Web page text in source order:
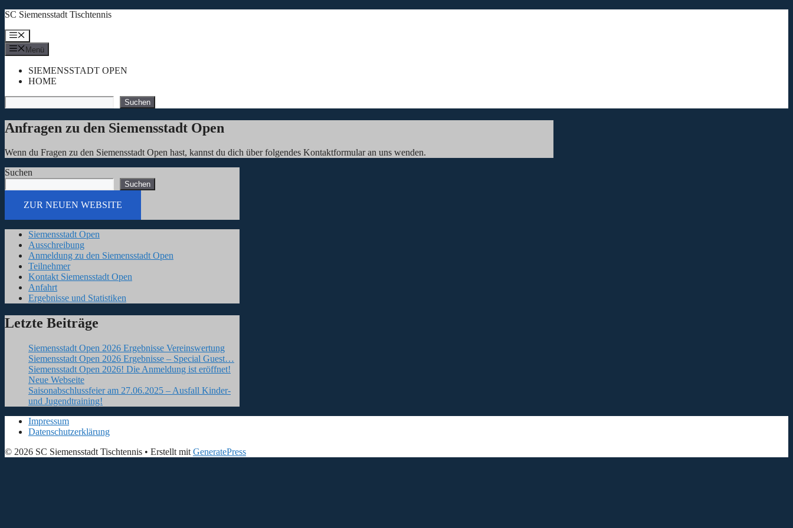
Zum
springen
SC Siemensstadt Tischtennis
Menü
Menü
SIEMENSSTADT OPEN
HOME
Suchen
Suchen
Anfragen zu den Siemensstadt Open
Wenn du Fragen zu den Siemensstadt Open hast, kannst du dich über folgendes Kontaktformular an uns wenden.
Suchen
Suchen
ZUR NEUEN WEBSITE
Siemensstadt Open
Ausschreibung
Anmeldung zu den Siemensstadt Open
Teilnehmer
Kontakt Siemensstadt Open
Anfahrt
Ergebnisse und Statistiken
Letzte Beiträge
Siemensstadt Open 2026 Ergebnisse Vereinswertung
Siemensstadt Open 2026 Ergebnisse – Special Guest…
Siemensstadt Open 2026! Die Anmeldung ist eröffnet!
Neue Webseite
Saisonabschlussfeier am 27.06.2025 – Ausfall Kinder-
und Jugendtraining!
Impressum
Datenschutzerklärung
© 2026 SC Siemensstadt Tischtennis • Erstellt mit GeneratePress